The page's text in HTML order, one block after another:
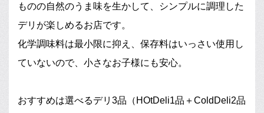
ものの自然のうま味を生かして、シンプルに調理した
デリが楽しめるお店です。
化学調味料は最小限に抑え、保存料はいっさい使用し
ていないので、小さなお子様にも安心。
おすすめは選べるデリ3品（HOtDeli1品＋ColdDeli2品